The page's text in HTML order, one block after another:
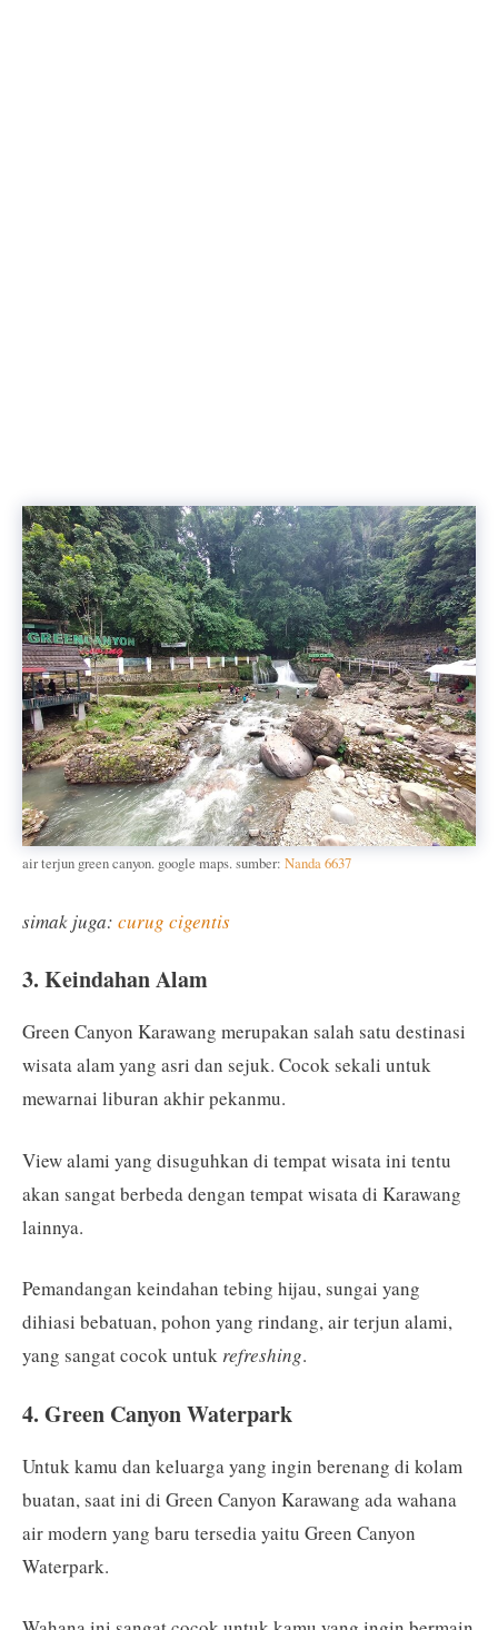
air terjun green canyon. google maps. sumber: Nanda 6637
simak juga: curug cigentis
3. Keindahan Alam
Green Canyon Karawang merupakan salah satu destinasi
wisata alam yang asri dan sejuk. Cocok sekali untuk
mewarnai liburan akhir pekanmu.
View alami yang disuguhkan di tempat wisata ini tentu
akan sangat berbeda dengan tempat wisata di Karawang
lainnya.
Pemandangan keindahan tebing hijau, sungai yang
dihiasi bebatuan, pohon yang rindang, air terjun alami,
yang sangat cocok untuk refreshing.
4. Green Canyon Waterpark
Untuk kamu dan keluarga yang ingin berenang di kolam
buatan, saat ini di Green Canyon Karawang ada wahana
air modern yang baru tersedia yaitu Green Canyon
Waterpark.